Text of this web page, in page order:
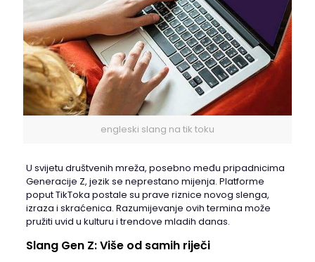
engleski slang na tik toku
U svijetu društvenih mreža, posebno među pripadnicima
Generacije Z, jezik se neprestano mijenja. Platforme
poput TikToka postale su prave riznice novog slenga,
izraza i skraćenica. Razumijevanje ovih termina može
pružiti uvid u kulturu i trendove mladih danas.
Slang Gen Z: Više od samih riječi